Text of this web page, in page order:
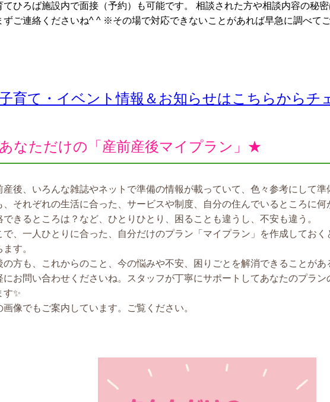
てひろば施設内で面接（予約）も可能です。 相談された方や相談内容の秘
ずご連絡くださいね^ ^ ※その場で対応できないことがあれば早急に調べてご
育て・イベント情報＆お知らせはこちらからチ
なただけの「産前産後マイプラン」★
産後、いろんな雑誌やネットで準備の情報が載っていて、色々参考にして準
、それぞれの生活に合った、サービスや制度、自分の住んでいるところに何
できるところは？など、ひとりひとり、困ることも違うし、不安も違う。
で、一人ひとりに合った、自分だけのプラン「マイプラン」を作成しておく
す。
の方も、これからのこと、今の悩みや不安、困りごとを解消できることがあ
にお問い合わせくださいね。スタッフが丁寧にサポートしてあなたのプラン
す✨
画像でもご案内しています。ご覧ください。